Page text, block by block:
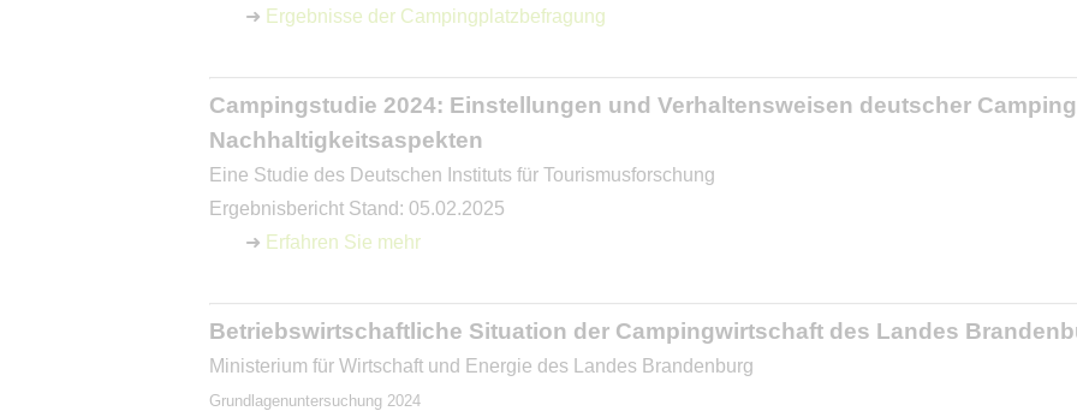
➜ Ergebnisse der Campingplatzbefragung
Campingstudie 2024: Einstellungen und Verhaltensweisen deutscher
Nachhaltigkeitsaspekten
Eine Studie des Deutschen Instituts für Tourismusforschung
Ergebnisbericht Stand: 05.02.2025
➜ Erfahren Sie mehr
Betriebswirtschaftliche Situation der Campingwirtschaft des Landes
Ministerium für Wirtschaft und Energie des Landes Brandenburg
Grundlagenuntersuchung 2024